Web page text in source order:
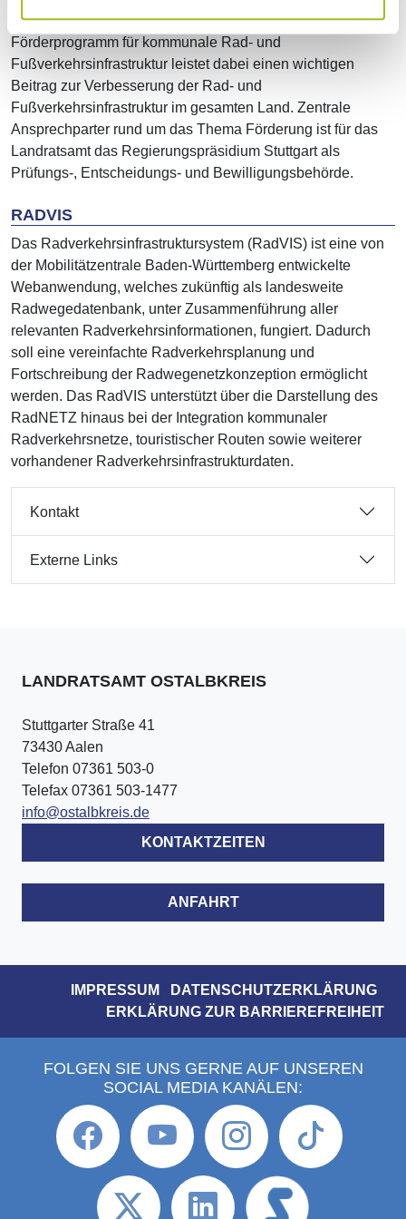
Kommunen durch umfassende Förderprogramme. Das
Förderprogramm für kommunale Rad- und
Fußverkehrsinfrastruktur leistet dabei einen wichtigen
Beitrag zur Verbesserung der Rad- und
Fußverkehrsinfrastruktur im gesamten Land. Zentrale
Ansprechparter rund um das Thema Förderung ist für das
Landratsamt das Regierungspräsidium Stuttgart als
Prüfungs-, Entscheidungs- und Bewilligungsbehörde.
RADVIS
Das Radverkehrsinfrastruktursystem (RadVIS) ist eine von
der Mobilitätzentrale Baden-Württemberg entwickelte
Webanwendung, welches zukünftig als landesweite
Radwegedatenbank, unter Zusammenführung aller
relevanten Radverkehrsinformationen, fungiert. Dadurch
soll eine vereinfachte Radverkehrsplanung und
Fortschreibung der Radwegenetzkonzeption ermöglicht
werden. Das RadVIS unterstützt über die Darstellung des
RadNETZ hinaus bei der Integration kommunaler
Radverkehrsnetze, touristischer Routen sowie weiterer
vorhandener Radverkehrsinfrastrukturdaten.
Kontakt
Externe Links
LANDRATSAMT OSTALBKREIS
Stuttgarter Straße 41
73430 Aalen
Telefon 07361 503-0
Telefax 07361 503-1477
info@ostalbkreis.de
KONTAKTZEITEN
ANFAHRT
IMPRESSUM
DATENSCHUTZERKLÄRUNG
ERKLÄRUNG ZUR BARRIEREFREIHEIT
FOLGEN SIE UNS GERNE AUF UNSEREN
SOCIAL MEDIA KANÄLEN: